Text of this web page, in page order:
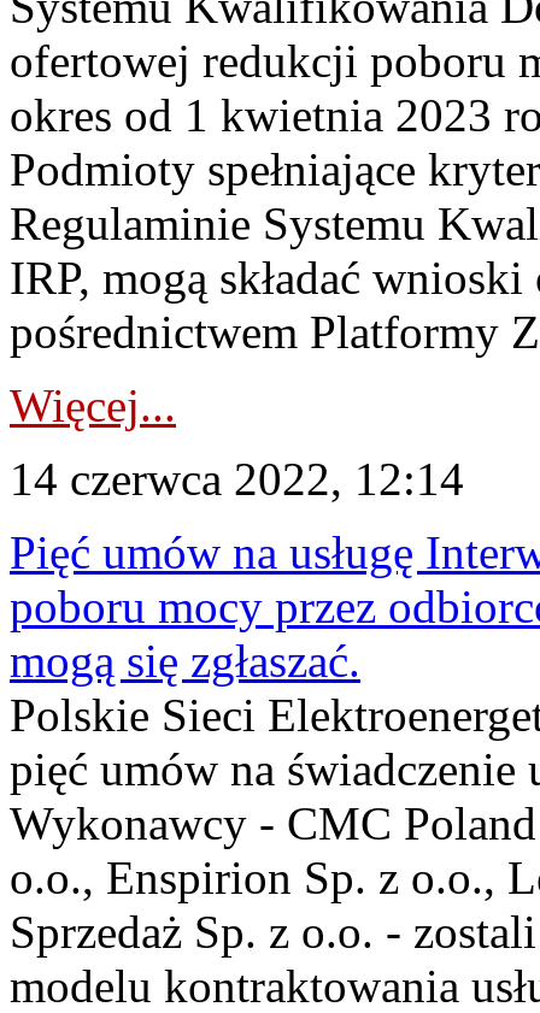
ofertowej redukcji poboru
okres od 1 kwietnia 2023
Podmioty spełniające
Regulaminie Systemu
IRP, mogą składać
pośrednictwem Platformy
Więcej...
14 czerwca 2022, 12:14
Pięć umów na usługę
poboru mocy przez
mogą się zgłaszać.
Polskie Sieci
pięć umów na świadczenie
Wykonawcy - CMC
o.o., Enspirion Sp. z o.o.,
Sprzedaż Sp. z o.o. -
modelu kontraktowania